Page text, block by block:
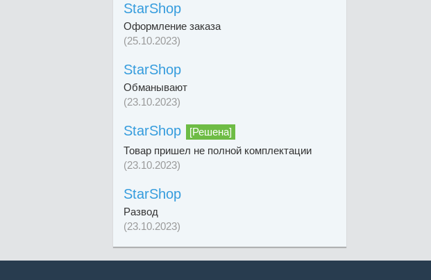
StarShop
Оформление заказа
(25.10.2023)
StarShop
Обманывают
(23.10.2023)
StarShop
[Решена]
Товар пришел не полной комплектации
(23.10.2023)
StarShop
Развод
(23.10.2023)